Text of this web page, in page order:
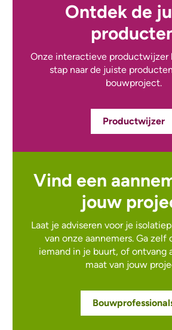
Ontdek de
Onze interactieve productwijzer
stap naar de juiste
bouwproject.
Productwijzer
Vind een
jouw
Laat je adviseren voor je
van onze aannemers. Ga zelf
iemand in je buurt, of ontvang
maat van jouw